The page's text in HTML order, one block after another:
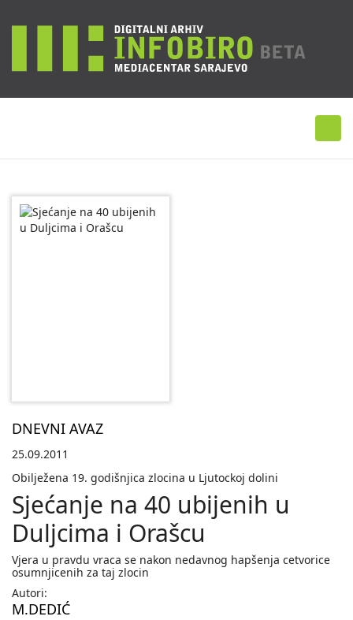
DNEVNI AVAZ
25.09.2011
Obilježena 19. godišnjica zlocina u Ljutockoj dolini
Sjećanje na 40 ubijenih u
Duljcima i Orašcu
Vjera u pravdu vraca se nakon nedavnog hapšenja cetvorice
osumnjicenih za taj zlocin
Autori:
M.DEDIĆ